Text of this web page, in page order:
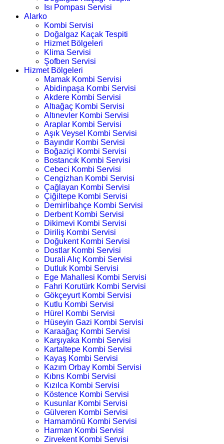
Isı Pompası Servisi
Alarko
Kombi Servisi
Doğalgaz Kaçak Tespiti
Hizmet Bölgeleri
Klima Servisi
Şofben Servisi
Hizmet Bölgeleri
Mamak Kombi Servisi
Abidinpaşa Kombi Servisi
Akdere Kombi Servisi
Altıağaç Kombi Servisi
Altınevler Kombi Servisi
Araplar Kombi Servisi
Aşık Veysel Kombi Servisi
Bayındır Kombi Servisi
Boğaziçi Kombi Servisi
Bostancık Kombi Servisi
Cebeci Kombi Servisi
Cengizhan Kombi Servisi
Çağlayan Kombi Servisi
Çiğiltepe Kombi Servisi
Demirlibahçe Kombi Servisi
Derbent Kombi Servisi
Dikimevi Kombi Servisi
Diriliş Kombi Servisi
Doğukent Kombi Servisi
Dostlar Kombi Servisi
Durali Alıç Kombi Servisi
Dutluk Kombi Servisi
Ege Mahallesi Kombi Servisi
Fahri Korutürk Kombi Servisi
Gökçeyurt Kombi Servisi
Kutlu Kombi Servisi
Hürel Kombi Servisi
Hüseyin Gazi Kombi Servisi
Karaağaç Kombi Servisi
Karşıyaka Kombi Servisi
Kartaltepe Kombi Servisi
Kayaş Kombi Servisi
Kazım Orbay Kombi Servisi
Kıbrıs Kombi Servisi
Kızılca Kombi Servisi
Köstence Kombi Servisi
Kusunlar Kombi Servisi
Gülveren Kombi Servisi
Hamamönü Kombi Servisi
Harman Kombi Servisi
Zirvekent Kombi Servisi